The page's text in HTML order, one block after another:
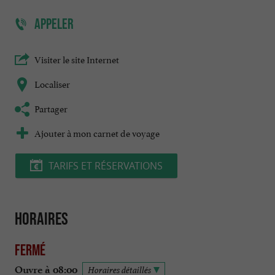
APPELER
Visiter le site Internet
Localiser
Partager
Ajouter à mon carnet de voyage
TARIFS ET RÉSERVATIONS
Horaires
Fermé
Ouvre à 08:00 Horaires détaillés